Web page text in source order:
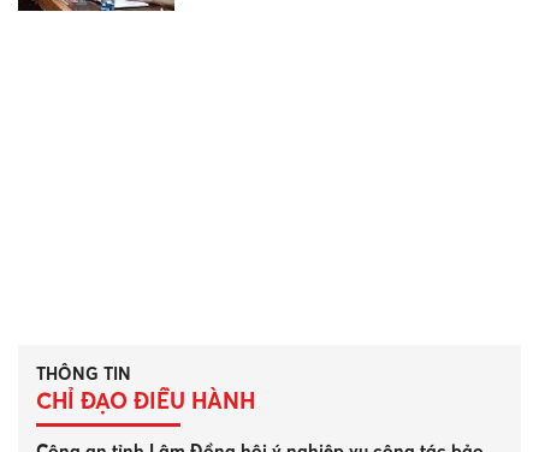
THÔNG TIN
CHỈ ĐẠO ĐIỀU HÀNH